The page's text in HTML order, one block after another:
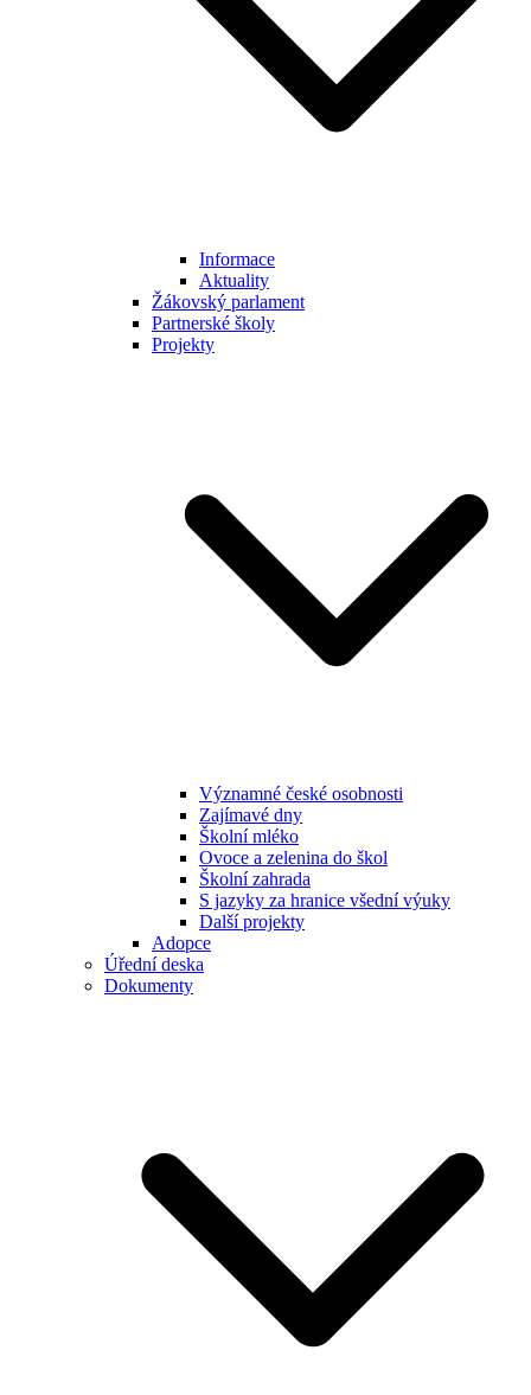
Informace
Aktuality
Žákovský parlament
Partnerské školy
Projekty
Významné české osobnosti
Zajímavé dny
Školní mléko
Ovoce a zelenina do škol
Školní zahrada
S jazyky za hranice všední výuky
Další projekty
Adopce
Úřední deska
Dokumenty